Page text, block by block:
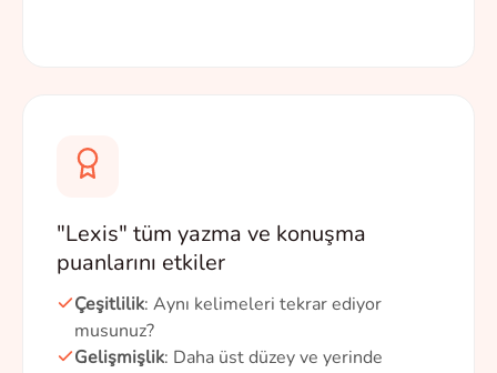
"Lexis" tüm yazma ve konuşma
puanlarını etkiler
Çeşitlilik: Aynı kelimeleri tekrar ediyor
musunuz?
Gelişmişlik: Daha üst düzey ve yerinde